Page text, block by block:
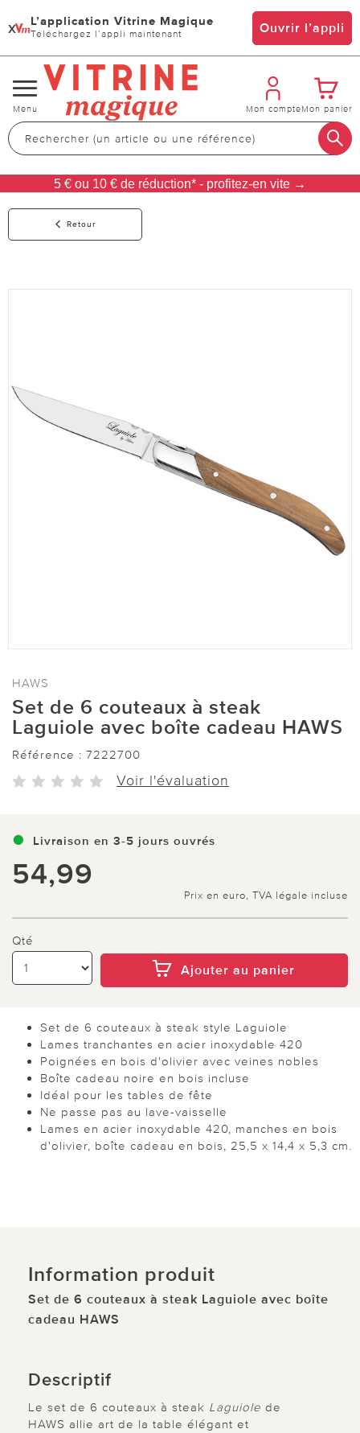
x L’application Vitrine Magique
Téléchargez l’appli maintenant Ouvrir l’appli
Changer
de
navigation
Menu Mon compteMon panier
5 € ou 10 € de réduction* - profitez-en vite →
Retour
HAWS
Set de 6 couteaux à steak
Laguiole avec boîte cadeau HAWS
Référence : 7222700
Voir l'évaluation
Livraison en 3-5 jours ouvrés
54,99
Prix en euro, TVA légale incluse
Qté
Ajouter au panier
Set de 6 couteaux à steak style Laguiole
Lames tranchantes en acier inoxydable 420
Poignées en bois d'olivier avec veines nobles
Boîte cadeau noire en bois incluse
Idéal pour les tables de fête
Ne passe pas au lave-vaisselle
Lames en acier inoxydable 420, manches en bois
d'olivier, boîte cadeau en bois, 25,5 x 14,4 x 5,3 cm.
Information produit
Set de 6 couteaux à steak Laguiole avec boîte
cadeau HAWS
Descriptif
Le set de 6 couteaux à steak Laguiole de
HAWS allie art de la table élégant et